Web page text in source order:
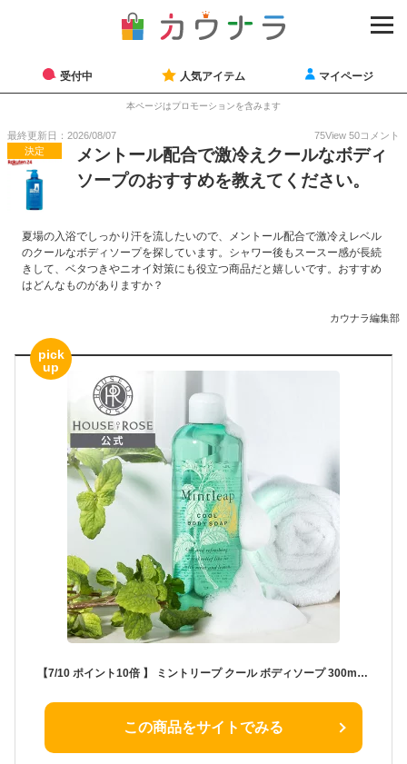
受付中 人気アイテム マイページ
本ページはプロモーションを含みます
最終更新日：2026/08/07 75View 50コメント
決定
メントール配合で激冷えクールなボディ
ソープのおすすめを教えてください。
夏場の入浴でしっかり汗を流したいので、メントール配合で激冷えレベル
のクールなボディソープを探しています。シャワー後もスースー感が長続
きして、ベタつきやニオイ対策にも役立つ商品だと嬉しいです。おすすめ
はどんなものがありますか？
カウナラ編集部
pick
up
【7/10 ポイント10倍 】 ミントリープ クール ボディソープ 300mL 【 ハウスオブローゼ 公式 】 ボディケア クール 冷感 涼感 ひんやり cool 爽快 清涼感 べたつき 汗 すっきり さらさら ひきしめ 泡立ち 天然精油 ハーブ レモン ハッカ ギフト HOUSEOFROSE 夏 サマー
この商品をサイトでみる